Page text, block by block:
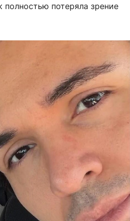
полностью потеряла зрение